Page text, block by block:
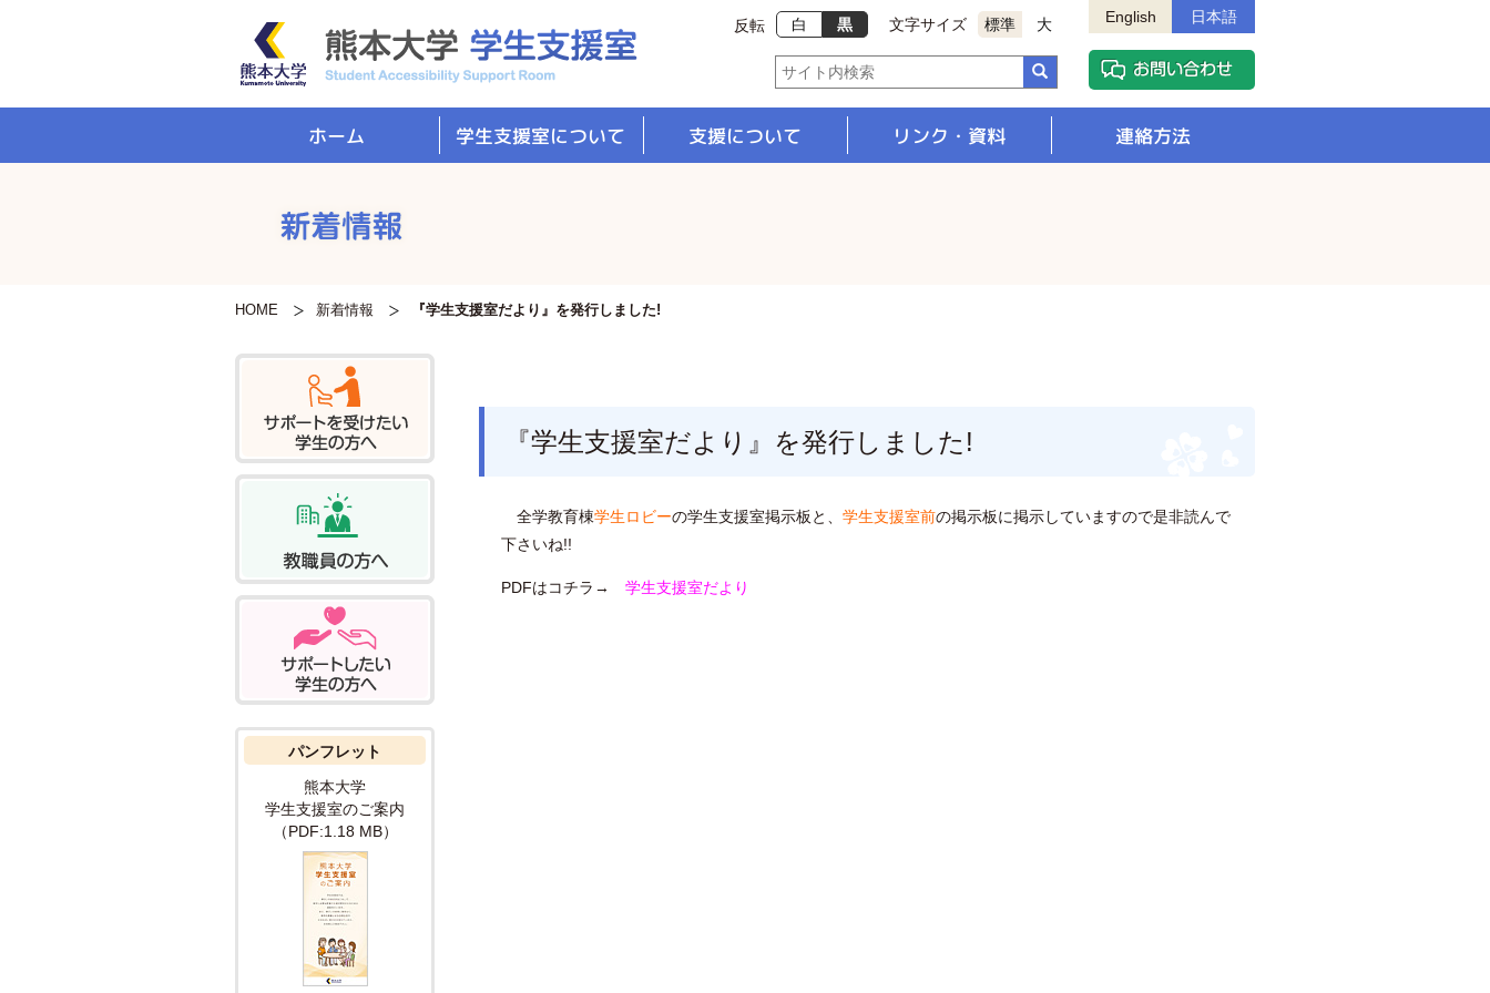
反転 白 黒 文字サイズ 標準 大 English 日本語
ホーム 学生支援室について 支援について リンク・資料 連絡方法
HOME 新着情報 『学生支援室だより』を発行しました!
『学生支援室だより』を発行しました!
全学教育棟学生ロビーの学生支援室掲示板と、 学生支援室前の掲示板に掲示していますので是非読んで
下さいね!!
PDFはコチラ→ 学生支援室だより
パンフレット
熊本大学
学生支援室のご案内
（PDF:1.18 MB）